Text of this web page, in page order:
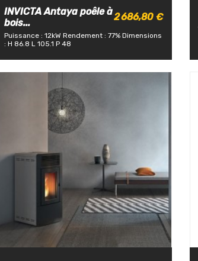
INVICTA Antaya poêle à
bois...
2 686,80 €
Puissance : 12kW Rendement : 77% Dimensions
: H 86.8 L 105.1 P 48